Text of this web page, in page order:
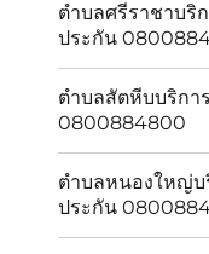
ตำบลศรีราชาบริ
ประกัน
ตำบลสัตหีบบริกา
0800884800
ตำบลหนองใหญ่บ
ประกัน